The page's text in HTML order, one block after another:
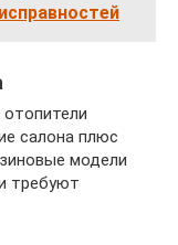
салона плюс
модели
требуют